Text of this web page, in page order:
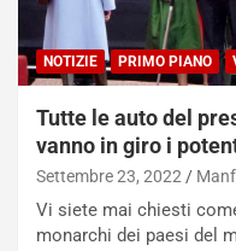
NOTIZIE PRIMO PIANO
Tutte le auto del
vanno in giro i
Settembre 23, 2022
Vi siete mai chiesti
monarchi dei paesi del